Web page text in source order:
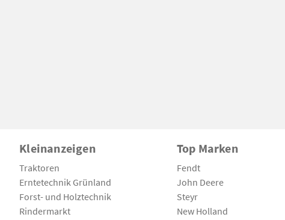
Kleinanzeigen
Traktoren
Erntetechnik Grünland
Forst- und Holztechnik
Rindermarkt
Top Marken
Fendt
John Deere
Steyr
New Holland